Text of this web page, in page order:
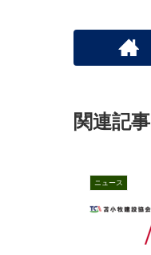
関連記事
ニュース